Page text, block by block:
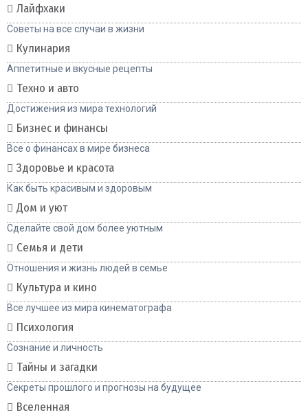
Лайфхаки
Советы на все случаи в жизни
Кулинария
Аппетитные и вкусные рецепты
Техно и авто
Достижения из мира технологий
Бизнес и финансы
Все о финансах в мире бизнеса
Здоровье и красота
Как быть красивым и здоровым
Дом и уют
Сделайте свой дом более уютным
Семья и дети
Отношения и жизнь людей в семье
Культура и кино
Все лучшее из мира кинематографа
Психология
Сознание и личность
Тайны и загадки
Секреты прошлого и прогнозы на будущее
Вселенная